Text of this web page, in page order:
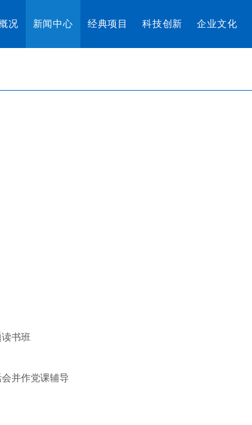
况 新闻中心 经典项目 科技创新 企业文化
书班
并作党课辅导